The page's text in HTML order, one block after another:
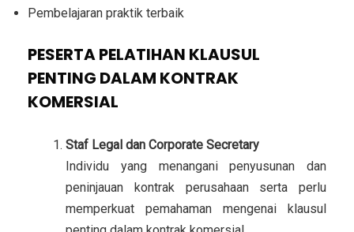
Pembelajaran praktik terbaik
PESERTA PELATIHAN KLAUSUL
PENTING DALAM KONTRAK
KOMERSIAL
Staf Legal dan Corporate Secretary
Individu yang menangani penyusunan dan
peninjauan kontrak perusahaan serta perlu
memperkuat pemahaman mengenai klausul